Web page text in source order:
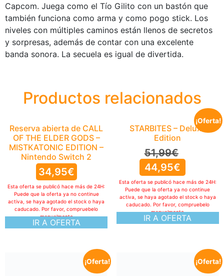
Capcom. Juega como el Tío Gilito con un bastón que
también funciona como arma y como pogo stick. Los
niveles con múltiples caminos están llenos de secretos
y sorpresas, además de contar con una excelente
banda sonora. La secuela es igual de divertida.
Productos relacionados
Reserva abierta de CALL
OF THE ELDER GODS –
MISTKATONIC EDITION –
Nintendo Switch 2
34,95€
IR A OFERTA
Esta oferta se publicó hace más de 24H:
Puede que la oferta ya no continue
activa, se haya agotado el stock o haya
caducado. Por favor, compruebelo
manualmente
¡Oferta!
STARBITES – Deluxe
Edition
51,99€
44,95€
IR A OFERTA
Esta oferta se publicó hace más de 24H:
Puede que la oferta ya no continue
activa, se haya agotado el stock o haya
caducado. Por favor, compruebelo
manualmente
¡Oferta! ¡Oferta!